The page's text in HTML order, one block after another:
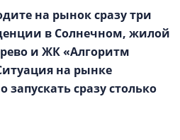
на рынок сразу три
в Солнечном, жилой
и ЖК «Алгоритм
на рынке
запускать сразу столько